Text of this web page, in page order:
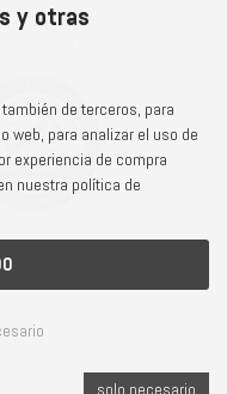
+49 7722 / 9630-0
y otras
de terceros, para
web, para analizar el uso de
experiencia de compra
nuestra política de
solo necesario